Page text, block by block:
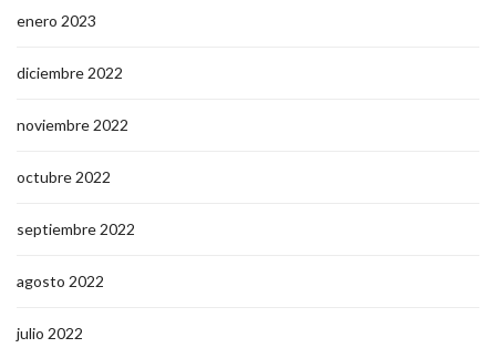
enero 2023
diciembre 2022
noviembre 2022
octubre 2022
septiembre 2022
agosto 2022
julio 2022